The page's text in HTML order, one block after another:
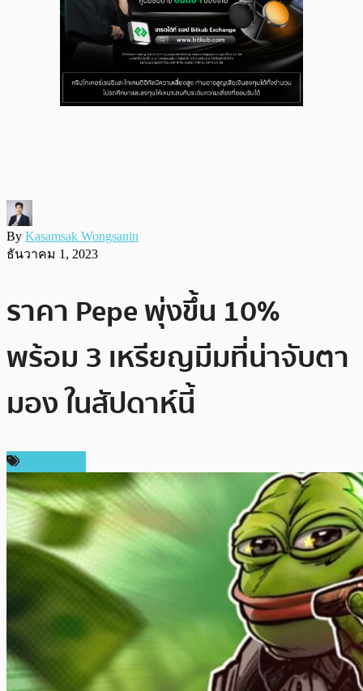
By Kasamsak Wongsanin
ธันวาคม 1, 2023
ราคา Pepe พุ่งขึ้น 10%
พร้อม 3 เหรียญมีมที่น่าจับตา
มอง ในสัปดาห์นี้